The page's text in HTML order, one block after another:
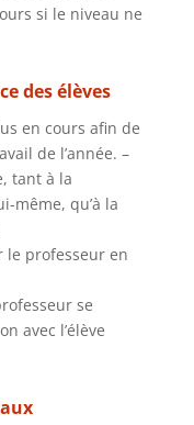
si le niveau ne
des élèves
en cours afin de
de l’année. –
tant à la
même, qu’à la
le professeur en
se
avec l’élève